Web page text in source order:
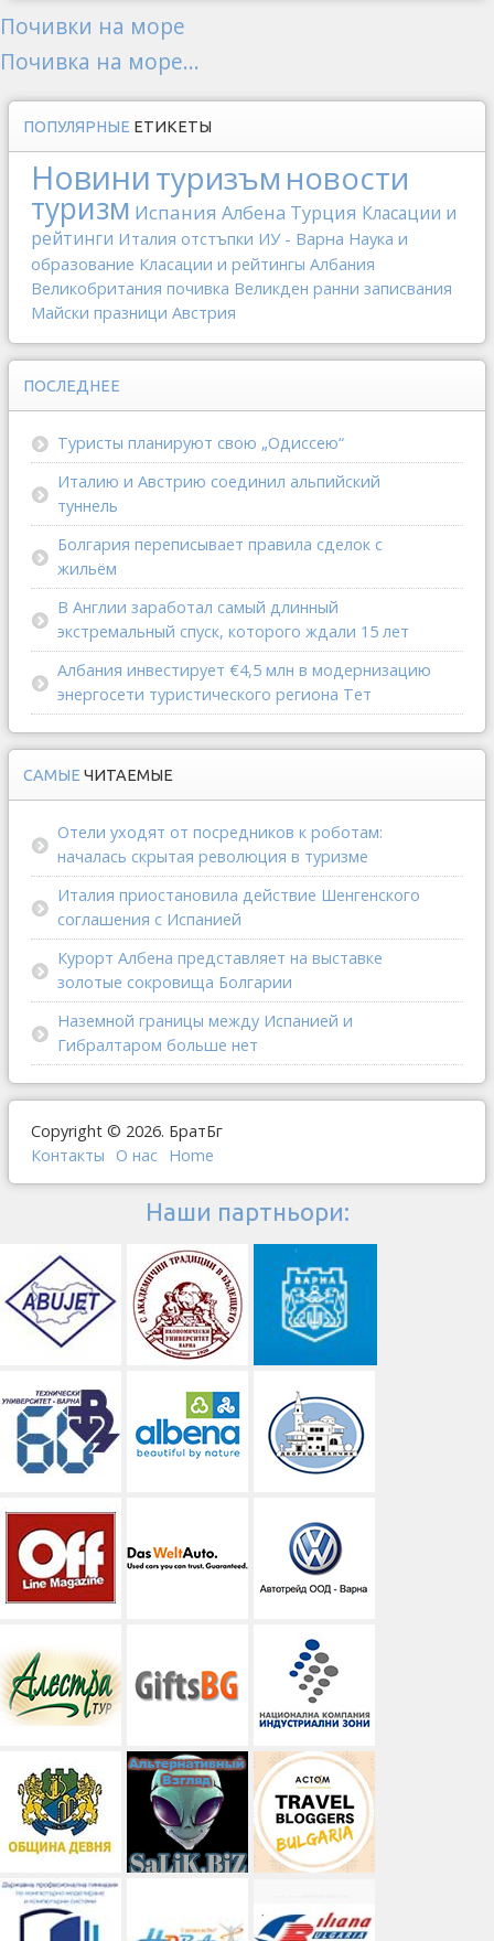
Почивки на море
Почивка на море...
ПОПУЛЯРНЫЕ ЕТИКЕТЫ
Новинитуризъм новости
туризм Испания Албена Турция Класации и
рейтинги Италия отстъпки ИУ - Варна Наука и
образование Класации и рейтингы Албания
Великобритания почивка Великден ранни записвания
Майски празници Австрия
ПОСЛЕДНЕЕ
Туристы планируют свою „Одиссею“
Италию и Австрию соединил альпийский
туннель
Болгария переписывает правила сделок с
жильём
В Англии заработал самый длинный
экстремальный спуск, которого ждали 15 лет
Албания инвестирует €4,5 млн в модернизацию
энергосети туристического региона Тет
САМЫЕ ЧИТАЕМЫЕ
Отели уходят от посредников к роботам:
началась скрытая революция в туризме
Италия приостановила действие Шенгенского
соглашения с Испанией
Курорт Албена представляет на выставке
золотые сокровища Болгарии
Наземной границы между Испанией и
Гибралтаром больше нет
Copyright © 2026. БратБг
Контакты
О наc Home
Наши партньори: